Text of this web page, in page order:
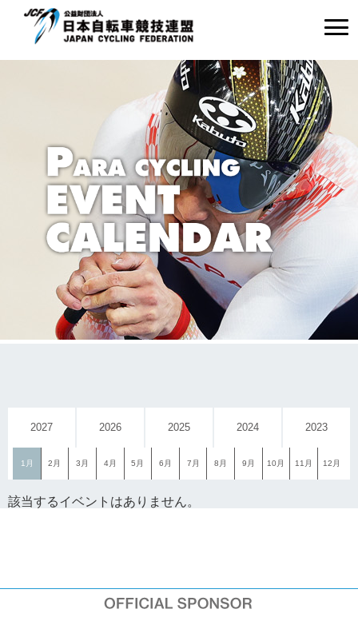
2027 2026 2025 2024 2023
1月 2月 3月 4月 5月 6月 7月 8月 9月 10月 11月 12月
該当するイベントはありません。